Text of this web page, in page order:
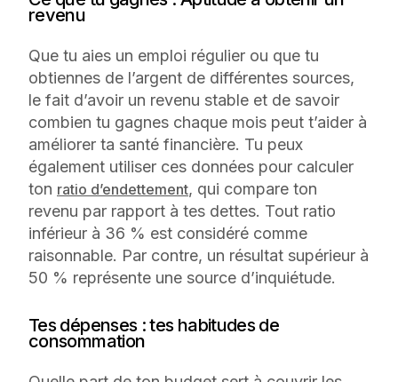
revenu
Que tu aies un emploi régulier ou que tu
obtiennes de l’argent de différentes sources,
le fait d’avoir un revenu stable et de savoir
combien tu gagnes chaque mois peut t’aider à
améliorer ta santé financière. Tu peux
également utiliser ces données pour calculer
ton ratio d’endettement, qui compare ton
revenu par rapport à tes dettes. Tout ratio
inférieur à 36 % est considéré comme
raisonnable. Par contre, un résultat supérieur à
50 % représente une source d’inquiétude.
Tes dépenses : tes habitudes de
consommation